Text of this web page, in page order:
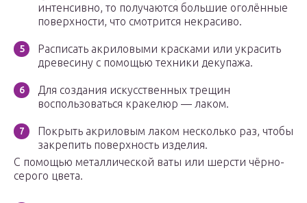
интенсивно, то получаются большие оголённые
поверхности, что смотрится некрасиво.
Расписать акриловыми красками или украсить
древесину с помощью техники декупажа.
Для создания искусственных трещин
воспользоваться кракелюр — лаком.
Покрыть акриловым лаком несколько раз, чтобы
закрепить поверхность изделия.
С помощью металлической ваты или шерсти чёрно-
серого цвета.